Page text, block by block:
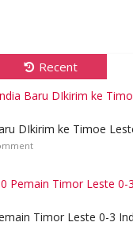
Recent
DIkirim ke Timoe
Timor Leste 0-3